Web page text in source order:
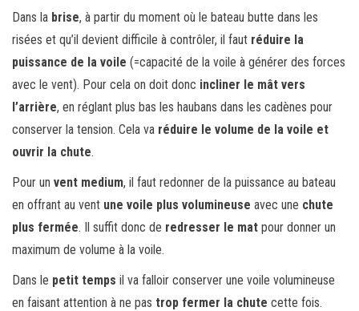
Dans la brise, à partir du moment où le bateau butte dans les
risées et qu’il devient difficile à contrôler, il faut réduire la
puissance de la voile (=capacité de la voile à générer des forces
avec le vent). Pour cela on doit donc incliner le mât vers
l’arrière, en réglant plus bas les haubans dans les cadènes pour
conserver la tension. Cela va réduire le volume de la voile et
ouvrir la chute.
Pour un vent medium, il faut redonner de la puissance au bateau
en offrant au vent une voile plus volumineuse avec une chute
plus fermée. Il suffit donc de redresser le mat pour donner un
maximum de volume à la voile.
Dans le petit temps il va falloir conserver une voile volumineuse
en faisant attention à ne pas trop fermer la chute cette fois.